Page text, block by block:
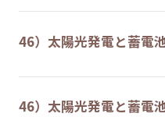
46）太陽光発電と蓄電
46）太陽光発電と蓄電